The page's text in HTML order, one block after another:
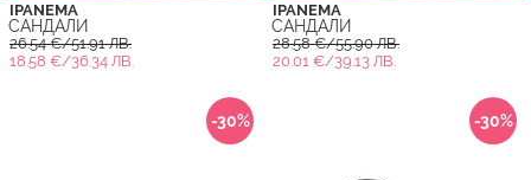
IPANEMA
САНДАЛИ
26.54 €/51.91 ЛВ.
18.58 €/36.34 ЛВ.
IPANEMA
САНДАЛИ
28.58 €/55.90 ЛВ.
20.01 €/39.13 ЛВ.
-30% -30%